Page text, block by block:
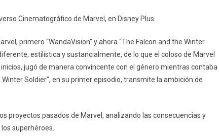
Cinematográfico de Marvel, en Disney Plus.
primero “WandaVision” y ahora “The Falcon and the Winter
estilística y sustancialmente, de lo que el coloso de Marvel
inicios, jugó de manera convincente con el género mientras contaba
Soldier”, en su primer episodio, transmite la ambición de
proyectos pasados de Marvel, analizando las consecuencias y
superhéroes.